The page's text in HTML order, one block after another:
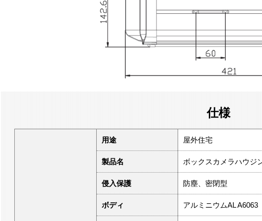
仕様
用途 屋外住宅
製品名 ボックスカメラハウジ
侵入保護 防塵、密閉型
ボディ アルミニウムAL A6063